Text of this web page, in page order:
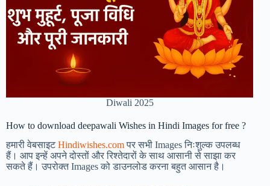
Diwali 2025
How to download deepawali Wishes in Hindi Images for free ?
हमारी वेबसाइटHindiwishes.comपर सभी Images निःशुल्क उपलब्ध
हैं। आप इन्हें अपने दोस्तों और रिश्तेदारों के साथ आसानी से साझा कर
सकते हैं। उपरोक्त Images को डाउनलोड करना बहुत आसान है।